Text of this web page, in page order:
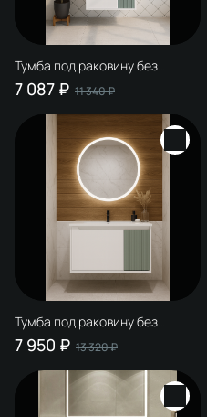
Тумба под раковину без
столешницы STWORKI
Мурманск 60 подвесная,
белая, бирюза
7 087 ₽ 11 340 ₽
Тумба под раковину без
столешницы STWORKI
Мурманск 80 подвесная,
белая, бирюза
7 950 ₽ 13 320 ₽